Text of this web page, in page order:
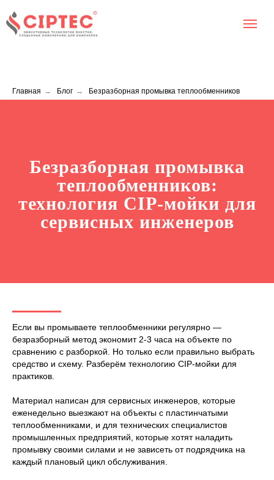
Главная → Блог → Безразборная промывка теплообменников
Безразборная промывка
теплообменников:
технология CIP-мойки для
сервисных инженеров
Если вы промываете теплообменники регулярно —
безразборный метод экономит 2-3 часа на объекте по
сравнению с разборкой. Но только если правильно выбрать
средство и схему. Разберём технологию CIP-мойки для
практиков.
Материал написан для сервисных инженеров, которые
еженедельно выезжают на объекты с пластинчатыми
теплообменниками, и для технических специалистов
промышленных предприятий, которые хотят наладить
промывку своими силами и не зависеть от подрядчика на
каждый плановый цикл обслуживания.